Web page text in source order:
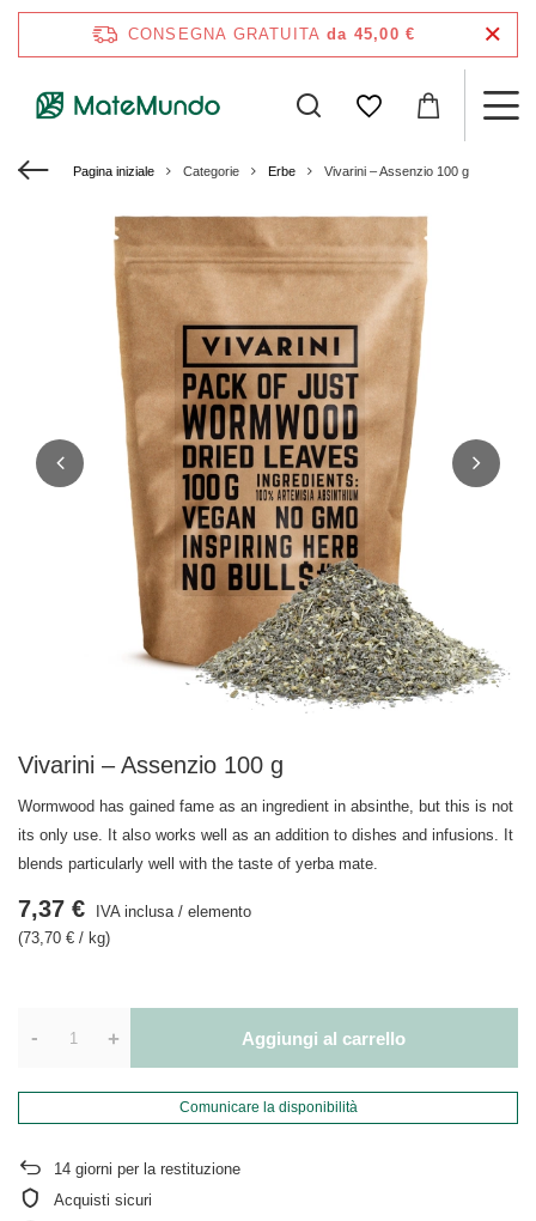
CONSEGNA GRATUITA da 45,00 €
Pagina iniziale Categorie Erbe Vivarini – Assenzio 100 g
Vivarini – Assenzio 100 g
Wormwood has gained fame as an ingredient in absinthe, but this is not
its only use. It also works well as an addition to dishes and infusions. It
blends particularly well with the taste of yerba mate.
7,37 € IVA inclusa/ elemento
(73,70 € / kg)
- + Aggiungi al carrello
Comunicare la disponibilità
14 giorni per la restituzione
Acquisti sicuri